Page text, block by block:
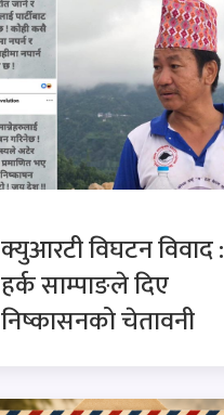
क्युआरटी विघटन विवाद :
हर्क साम्पाङले दिए
निष्कासनको चेतावनी